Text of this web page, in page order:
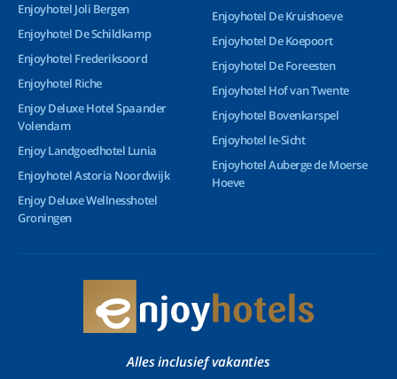
Enjoyhotel Joli Bergen
Enjoyhotel De Schildkamp
Enjoyhotel Frederiksoord
Enjoyhotel Riche
Enjoy Deluxe Hotel Spaander
Volendam
Enjoy Landgoedhotel Lunia
Enjoyhotel Astoria Noordwijk
Enjoy Deluxe Wellnesshotel
Groningen
Enjoyhotel De Kruishoeve
Enjoyhotel De Koepoort
Enjoyhotel De Foreesten
Enjoyhotel Hof van Twente
Enjoyhotel Bovenkarspel
Enjoyhotel Ie-Sicht
Enjoyhotel Auberge de Moerse
Hoeve
Alles inclusief vakanties